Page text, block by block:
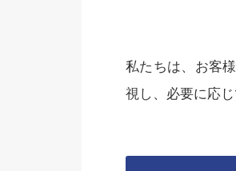
私たちは、お客
視し、必要に応じ